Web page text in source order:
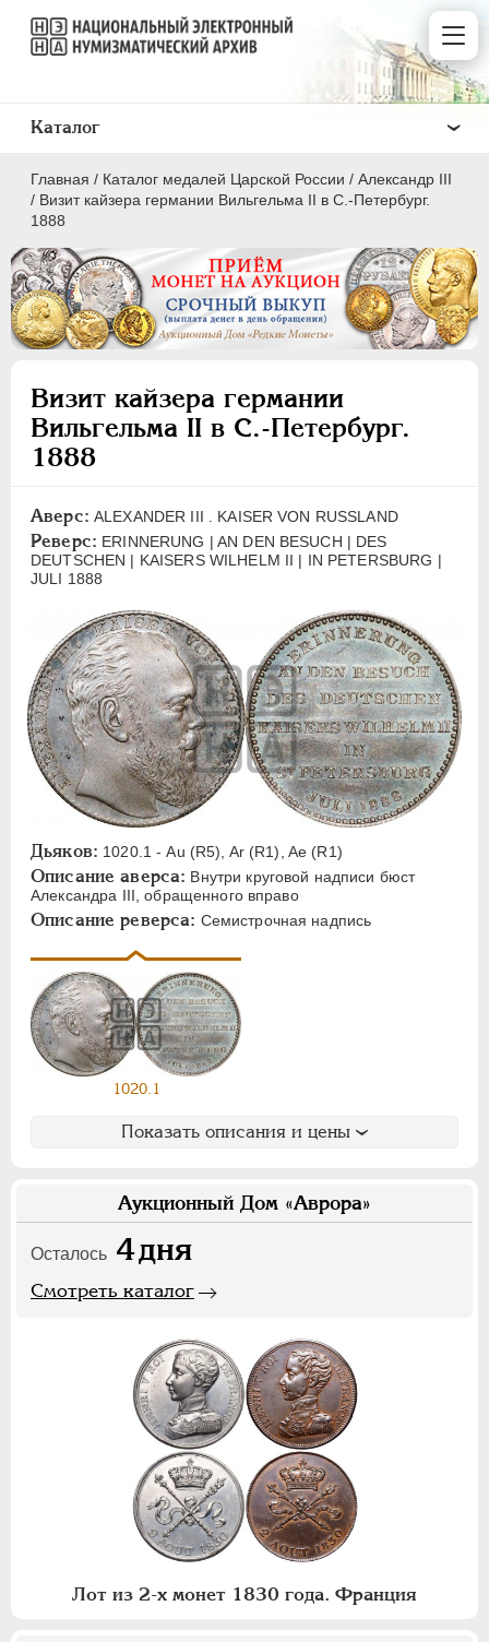
Главная / Каталог медалей Царской России / Александр III
/ Визит кайзера германии Вильгельма II в С.-Петербург.
1888
Визит кайзера германии
Вильгельма II в С.-Петербург.
1888
Аверс: ALEXANDER III . KAISER VON RUSSLAND
Реверс: ERINNERUNG | AN DEN BESUCH | DES
DEUTSCHEN | KAISERS WILHELM II | IN PETERSBURG |
JULI 1888
Дьяков: 1020.1 - Au (R5), Ar (R1), Ae (R1)
Описание аверса: Внутри круговой надписи бюст
Александра III, обращенного вправо
Описание реверса: Семистрочная надпись
1020.1
Показать описания и цены
Аукционный Дом «Аврора»
Осталось 4дня
Смотреть каталог
Лот из 2-х монет 1830 года. Франция
Каталог
ВСЕ
ПEТР I 1699-1725
ПЕТР II 1727-1729
АННА ИОАННОВНА 1730-1740
ИОАНН АНТОНОВИЧ
ПЕТР III
1762-1762
ЕКАТЕРИНА II 1762-1796
АЛЕКСАНДР I 1801-1825
НИКОЛАЙ I 1826-1855
АЛЕКСАНДР II 1855-1881
АЛЕКСАНДР III 1881-1894
Латинская надпись
C E F H J K
M
S Z
Русская надпись
В Г Е
Л
М Н О П
Ф
Х Э
Цифры
7